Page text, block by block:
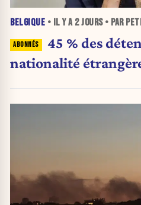
BELGIQUE • IL Y A 2 JOURS• PAR
45 % des
nationalité